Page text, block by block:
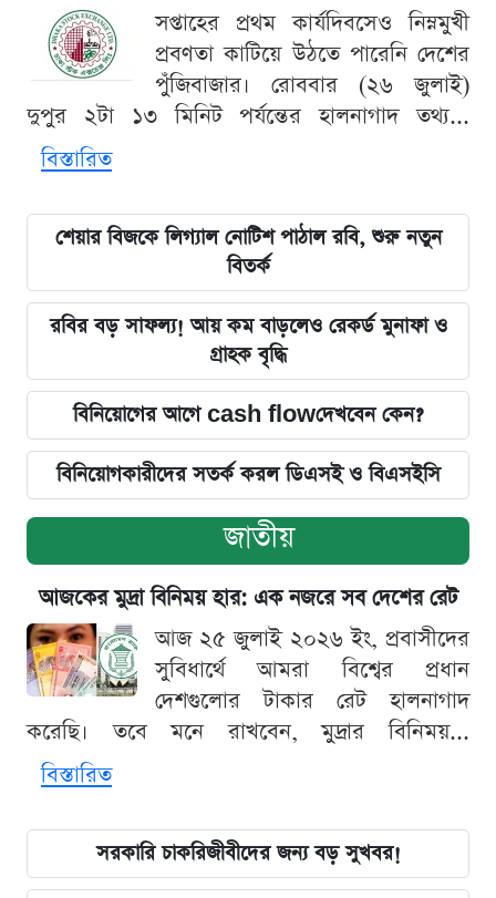
সপ্তাহের প্রথম কার্যদিবসেও নিম্নমুখী
প্রবণতা কাটিয়ে উঠতে পারেনি দেশের
পুঁজিবাজার। রোববার (২৬ জুলাই)
দুপুর ২টা ১৩ মিনিট পর্যন্তের হালনাগাদ তথ্য...
বিস্তারিত
শেয়ার বিজকে লিগ্যাল নোটিশ পাঠাল রবি, শুরু নতুন
বিতর্ক
রবির বড় সাফল্য! আয় কম বাড়লেও রেকর্ড মুনাফা ও
গ্রাহক বৃদ্ধি
বিনিয়োগের আগে cash flowদেখবেন কেন?
বিনিয়োগকারীদের সতর্ক করল ডিএসই ও বিএসইসি
জাতীয়
আজকের মুদ্রা বিনিময় হার: এক নজরে সব দেশের রেট
আজ ২৫ জুলাই ২০২৬ ইং, প্রবাসীদের
সুবিধার্থে আমরা বিশ্বের প্রধান
দেশগুলোর টাকার রেট হালনাগাদ
করেছি। তবে মনে রাখবেন, মুদ্রার বিনিময়...
বিস্তারিত
সরকারি চাকরিজীবীদের জন্য বড় সুখবর!